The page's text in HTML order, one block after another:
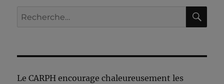
Recherche
Le CARPH encourage chaleureusement les